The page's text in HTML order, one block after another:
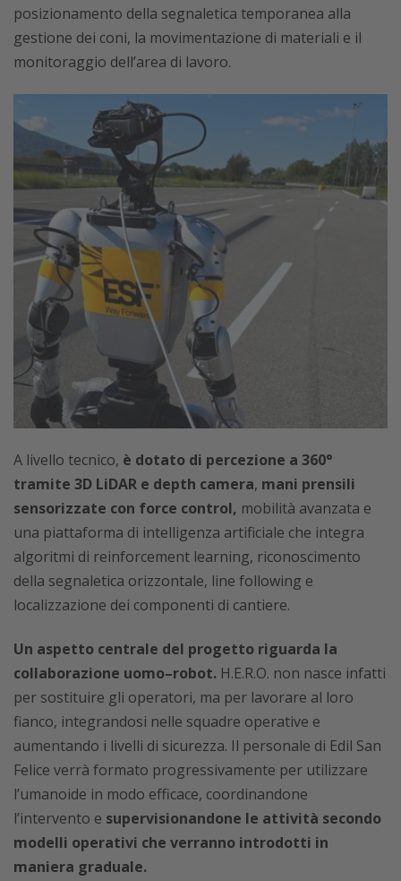
posizionamento della segnaletica temporanea alla
gestione dei coni, la movimentazione di materiali e il
monitoraggio dell’area di lavoro.
A livello tecnico, è dotato di percezione a 360°
tramite 3D LiDAR e depth camera, mani prensili
sensorizzate con force control, mobilità avanzata e
una piattaforma di intelligenza artificiale che integra
algoritmi di reinforcement learning, riconoscimento
della segnaletica orizzontale, line following e
localizzazione dei componenti di cantiere.
Un aspetto centrale del progetto riguarda la
collaborazione uomo–robot. H.E.R.O. non nasce infatti
per sostituire gli operatori, ma per lavorare al loro
fianco, integrandosi nelle squadre operative e
aumentando i livelli di sicurezza. Il personale di Edil San
Felice verrà formato progressivamente per utilizzare
l’umanoide in modo efficace, coordinandone
l’intervento e supervisionandone le attività secondo
modelli operativi che verranno introdotti in
maniera graduale.